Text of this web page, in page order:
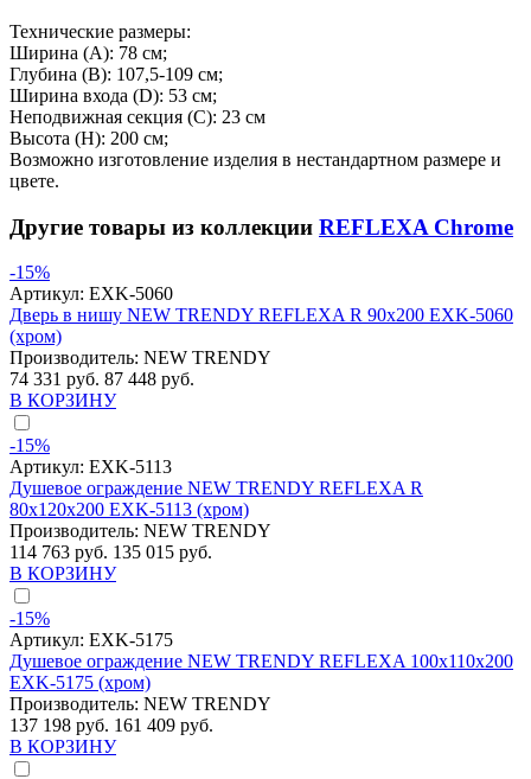
Технические размеры:
Ширина (A): 78 см;
Глубина (B): 107,5-109 см;
Ширина входа (D): 53 см;
Неподвижная секция (С): 23 см
Высота (H): 200 см;
Возможно изготовление изделия в нестандартном размере и
цвете.
Другие товары из коллекции REFLEXA Chrome
-15%
Артикул: EXK-5060
Дверь в нишу NEW TRENDY REFLEXA R 90x200 EXK-5060
(хром)
Производитель: NEW TRENDY
74 331 руб. 87 448 руб.
В КОРЗИНУ
-15%
Артикул: EXK-5113
Душевое ограждение NEW TRENDY REFLEXA R
80x120x200 EXK-5113 (хром)
Производитель: NEW TRENDY
114 763 руб. 135 015 руб.
В КОРЗИНУ
-15%
Артикул: EXK-5175
Душевое ограждение NEW TRENDY REFLEXA 100x110x200
EXK-5175 (хром)
Производитель: NEW TRENDY
137 198 руб. 161 409 руб.
В КОРЗИНУ